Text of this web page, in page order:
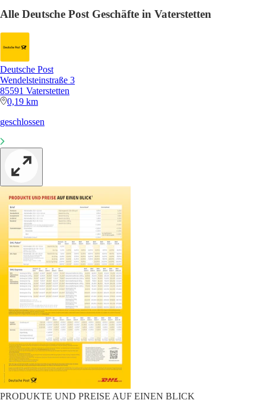
Alle Deutsche Post Geschäfte in Vaterstetten
Deutsche Post
Wendelsteinstraße 3
85591 Vaterstetten
0,19 km
geschlossen
PRODUKTE UND PREISE AUF EINEN BLICK